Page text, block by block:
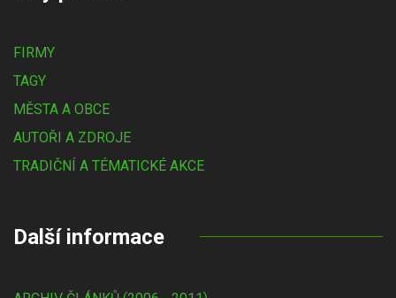
FIRMY
TAGY
MĚSTA A OBCE
AUTOŘI A ZDROJE
TRADIČNÍ A TÉMATICKÉ AKCE
Další informace